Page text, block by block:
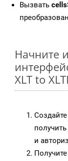
Вызвать
Начните
XLT to
и